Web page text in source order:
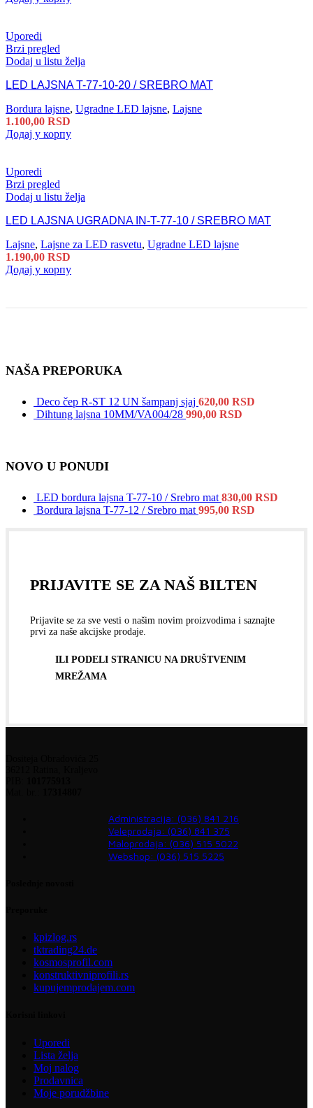
Uporedi
Brzi pregled
Dodaj u listu želja
LED LAJSNA T-77-10-20 / SREBRO MAT
Bordura lajsne, Ugradne LED lajsne, Lajsne
1.100,00 RSD
Додај у корпу
Uporedi
Brzi pregled
Dodaj u listu želja
LED LAJSNA UGRADNA IN-T-77-10 / SREBRO MAT
Lajsne, Lajsne za LED rasvetu, Ugradne LED lajsne
1.190,00 RSD
Додај у корпу
NAŠA PREPORUKA
Deco čep R-ST 12 UN šampanj sjaj 620,00 RSD
Dihtung lajsna 10MM/VA004/28 990,00 RSD
NOVO U PONUDI
LED bordura lajsna T-77-10 / Srebro mat 830,00 RSD
Bordura lajsna T-77-12 / Srebro mat 995,00 RSD
PRIJAVITE SE ZA NAŠ BILTEN
Prijavite se za sve vesti o našim novim proizvodima i saznajte
prvi za naše akcijske prodaje.
ILI PODELI STRANICU NA DRUŠTVENIM
MREŽAMA
Administracija: (036) 841 216
Veleprodaja: (036) 841 375
Maloprodaja: (036) 515 5022
Webshop: (036) 515 5225
kpizlog.rs
tktrading24.de
kosmosprofil.com
konstruktivniprofili.rs
kupujemprodajem.com
Uporedi
Lista želja
Moj nalog
Prodavnica
Moje porudžbine